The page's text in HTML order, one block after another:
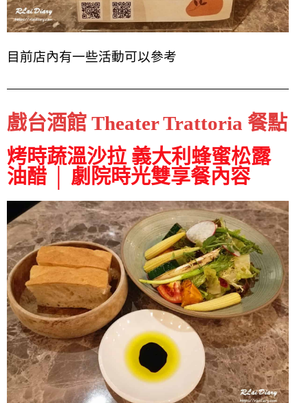
目前店內有一些活動可以參考
戲台酒館 Theater Trattoria 餐點
烤時蔬溫沙拉 義大利蜂蜜松露
油醋 │ 劇院時光雙享餐內容